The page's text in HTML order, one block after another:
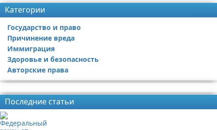
Категории
Государство и право
Причинение вреда
Иммиграция
Здоровье и безопасность
Авторские права
Последние статьи